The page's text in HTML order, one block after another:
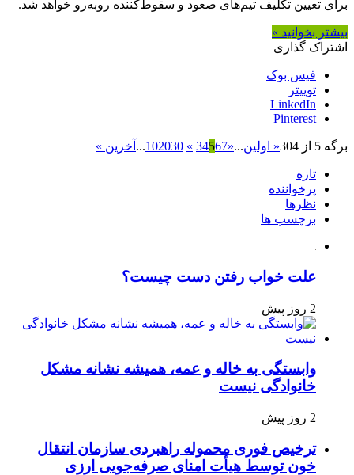
برای تعیین تکلیف تیم‌های صعود و سقوط‌کننده رو‌به‌رو خواهد شد.
بیشتر بخوانید »
اشتراک گذاری
فیس بوک
توییتر
LinkedIn
Pinterest
برگه 5 از 304 « اولین...
«
34567
»
102030
... آخرین »
تازه
پرخواننده
نظرها
برچسب ها
علت خواب رفتن دست چیست؟
2 روز پیش
وابستگی به خاله و عمه، همیشه نشانه مشکل
خانوادگی نیست
2 روز پیش
ترخیص فوری محموله راهبردی سازمان انتقال
خون توسط هیأت امنای صرفه‌جویی ارزی